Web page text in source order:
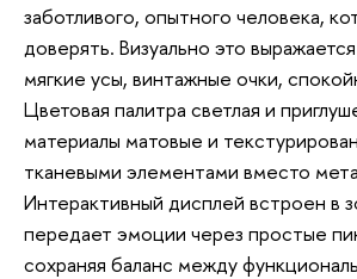
заботливого, опытного человека,
доверять. Визуально это
мягкие усы, винтажные очки,
Цветовая палитра светлая и
материалы матовые и
тканевыми элементами вместо
Интерактивный дисплей встроен в
передает эмоции через простые
сохраняя баланс между